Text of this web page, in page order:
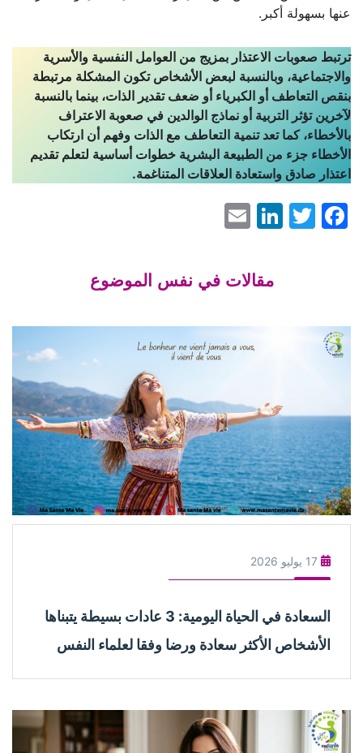
عنها بسهولة أكبر.
ترتبط صعوبات الاعتذار بمزيج من العوامل النفسية والأسرية
والاجتماعية، وبالنسبة لبعض الأشخاص تكون المشكلة مرتبطة
بنقص التعاطف أو الكبرياء أو ضعف تقدير الذات، بينما بالنسبة
لآخرين تؤثر التربية أو نماذج الوالدين في صعوبة الاعتراف
بالأخطاء، كما تعد تنمية التعاطف مع الذات وفهم أن ارتكاب
الأخطاء جزء من الطبيعة البشرية خطوات أساسية لتعلم تقديم
اعتذار صادق واستعادة العلاقات المتناغمة.
Facebook
Twitter
LinkedIn
مقالات في نفس الموضوع
17 يوليو 2026
السعادة في الحياة اليومية: 3 عادات بسيطة يتبناها
الأشخاص الأكثر سعادة ورضا وفقا لعلماء النفس